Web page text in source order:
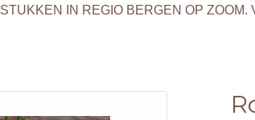
IN REGIO BERGEN OP ZOOM.